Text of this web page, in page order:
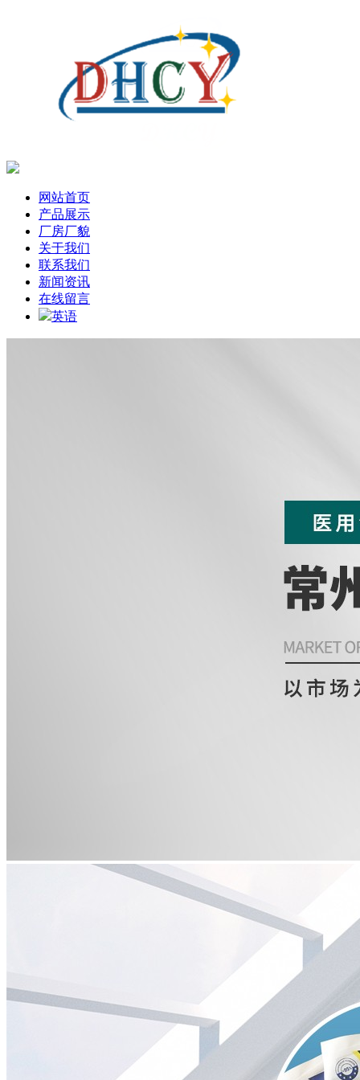
网站首页
产品展示
厂房厂貌
关于我们
联系我们
新闻资讯
在线留言
英语